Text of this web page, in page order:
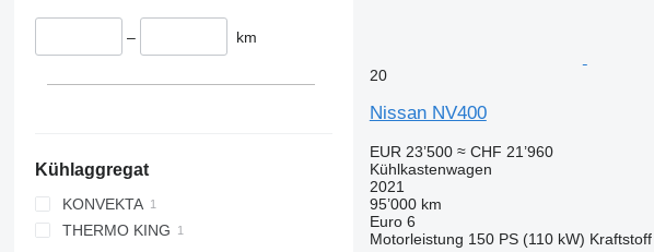
– km
Kühlaggregat
KONVEKTA
THERMO KING
20
Nissan NV400
EUR 23’500 ≈ CHF 21’960
Kühlkastenwagen
2021
95’000 km
Euro 6
Motorleistung 150 PS (110 kW) Kraftstoff